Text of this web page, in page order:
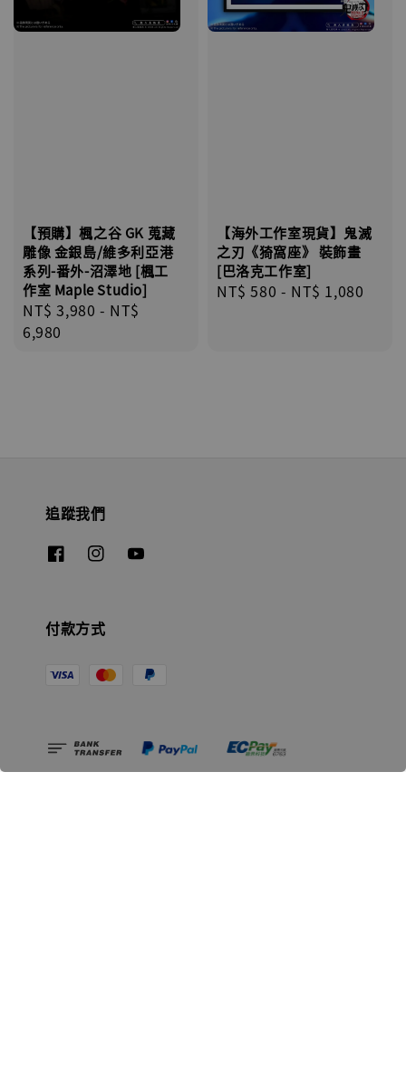
【預購】楓之谷 GK 蒐藏
雕像 金銀島/維多利亞港
系列-番外-沼澤地 [楓工
作室 Maple Studio]
Regular
price
NT$ 3,980 - NT$
6,980
【海外工作室現貨】鬼滅
之刃《猗窩座》 裝飾畫
[巴洛克工作室]
Regular
NT$ 580 - NT$ 1,080
追蹤我們
付款方式